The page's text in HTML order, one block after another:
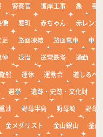
警察官 護岸工事 象
豪
像 賑町 赤ちゃん
赤レンガ
更 路面凍結 路面電車
車
悼 退治 送電鉄塔 通勤
船 運休 運動会
道しるべ
選挙 遺跡・史跡・文化財
油 野母半島 野母崎
野母
金メダリスト 金山銀山
釜山